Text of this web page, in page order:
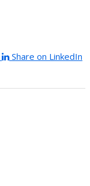
Share on LinkedIn